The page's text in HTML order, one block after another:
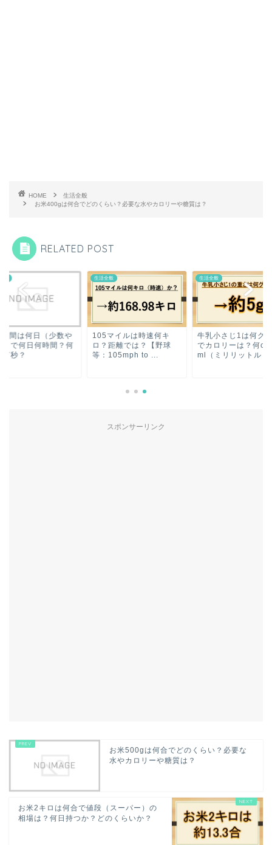
HOME
生活全般
お米400gは何合でどのくらい？必要な水やカロリーや糖質は？
RELATED POST
間は何日（少数や
）で何日何時間？何
何秒？
生活全般
105マイルは時速何キ
ロ？距離では？【野球
等：105mph to ...
生活全般
牛乳小さじ1は何グ
でカロリーは？何cc
ml（ミリリットル）
スポンサーリンク
お米500gは何合でどのくらい？必要な
水やカロリーや糖質は？
お米2キロは何合で値段（スーパー）の
相場は？何日持つか？どのくらいか？